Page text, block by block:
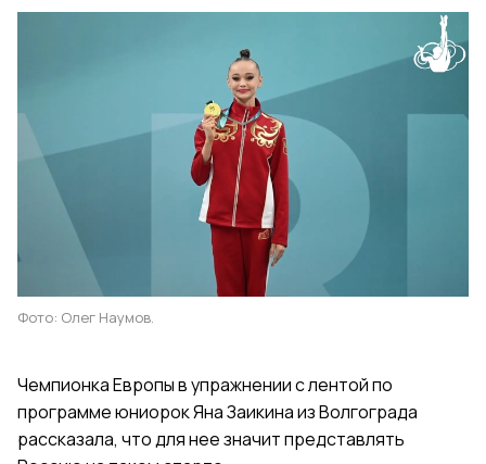
Фото: Олег Наумов.
Чемпионка Европы в упражнении с лентой по
программе юниорок Яна Заикина из Волгограда
рассказала, что для нее значит представлять